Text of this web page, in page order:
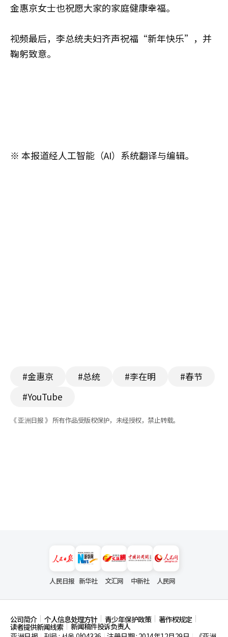
金惠京女士也祝愿大家的家庭健康幸福。
视频最后，李总统夫妇齐声祝福“新年快乐”，并
鞠躬致意。
※ 本报道经人工智能（AI）系统翻译与编辑。
#金惠京 #总统 #李在明
#春节
#YouTube
《 亚洲日报 》 所有作品受版权保护，未经授权，禁止转载。
人民日报 新华社 文汇网 中新社 人民网
公司简介 个人信息处理方针 青少年保护政策 著作权规定
读者提供新闻线索
新闻稿件投诉负责人